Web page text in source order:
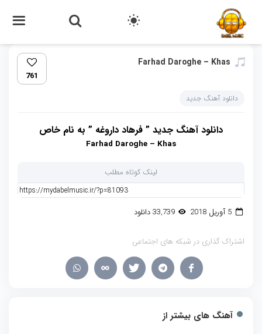
Farhad Daroghe – Khas‏
761
دانلود آهنگ جدید
دانلود آهنگ جدید ” فرهاد داروغه ” به نام خاص
Farhad Daroghe – Khas
لینک کوتاه مطلب
5 آوریل 2018 33,739 دانلود
اشتراک گذاری در شبکه های اجتماعی
آهنگ های بیشتر از